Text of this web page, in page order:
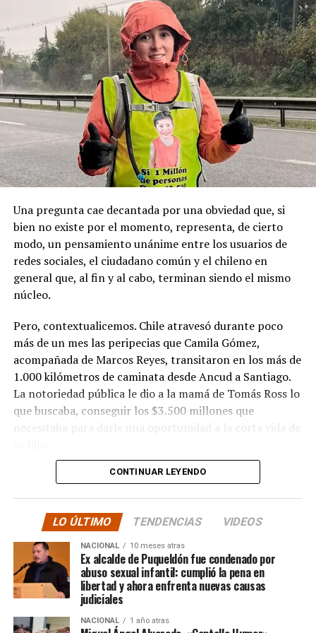
de Puqueldón, donde Montecinos ejerció como
autoridad y mantenía vínculos con sectores políticos
locales, principalmente de derecha.
Pese a la gravedad a la gravedad de los hechos, no se
registraron declaraciones públicas de su partido ni
sanciones políticas posteriores.
buscamos es que esta fecha sea un feriado regional
permanente y se haga justicia con esta posesión
geopolítica que es tan importante”.
Recordemos que el 21 de Septiembre de 1883 se produjo
la Toma de Posesión del Estrecho de Magallanes, donde
el capitán Juan Guillermos y 23 tripulantes a bordo de la
Goleta de Guerra Ancud de la Armada tomaron posesión
de estas tierras patagónicas donde izaron la bandera
nacional declarando este territorio como parte de Chile.
Una pregunta cae decantada por una obviedad que, si
bien no existe por el momento, representa, de cierto
modo, un pensamiento unánime entre los usuarios de
redes sociales, el ciudadano común y el chileno en
general que, al fin y al cabo, terminan siendo el mismo
núcleo.
Pero, contextualicemos. Chile atravesó durante poco
más de un mes las peripecias que Camila Gómez,
acompañada de Marcos Reyes, transitaron en los más de
1.000 kilómetros de caminata desde Ancud a Santiago.
La notoriedad pública le dio a la mamá de Tomás Ross lo
que buscaba, conseguir los $3.500 millones que
necesitaba para darle una oportunidad a la corta vida de
La solidaridad y empatía de los chilenos en cada paso
sino que se superó con creces. De hecho, el último
cómputo dado a conocer reveló la suma total de
$3.689.545.200.
Según Camila Gómez, el excedente de casi $200
millones sería destinadopara los costos médicos
asociados al suministro del Elevidys «porque los 3.500
millonessolo incluye el frasco del fármaco y no los
CONTINUAR LEYENDO
LO ÚLTIMO TENDENCIAS VIDEOS
NACIONAL 10 meses atras
Ex alcalde de Puqueldón fue condenado por
abuso sexual infantil: cumplió la pena en
libertad y ahora enfrenta nuevas causas
judiciales
NACIONAL 1 año atras